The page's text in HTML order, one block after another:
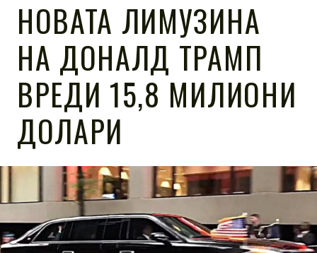
НОВАТА ЛИМУЗИНА
НА ДОНАЛД ТРАМП
ВРЕДИ 15,8 МИЛИОНИ
ДОЛАРИ